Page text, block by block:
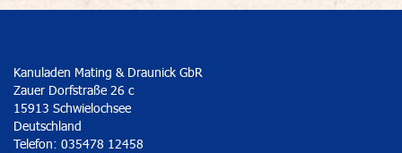
Kanuladen Mating & Draunick GbR
Zauer Dorfstraße 26 c
15913 Schwielochsee
Deutschland
Telefon: 035478 12458